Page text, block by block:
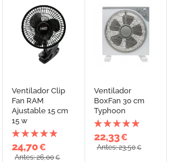
Ventilador Clip
Fan RAM
Ajustable 15 cm
15 w
24,70€
Antes: 26,00€
Ventilador
BoxFan 30 cm
Typhoon
22,33€
Antes: 23,50€